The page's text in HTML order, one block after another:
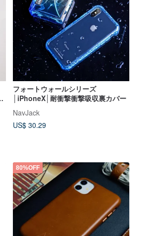
フォートウォールシリーズ
│iPhoneX│耐衝撃衝撃吸収裏カバー
NavJack
US$ 30.29
80%OFF